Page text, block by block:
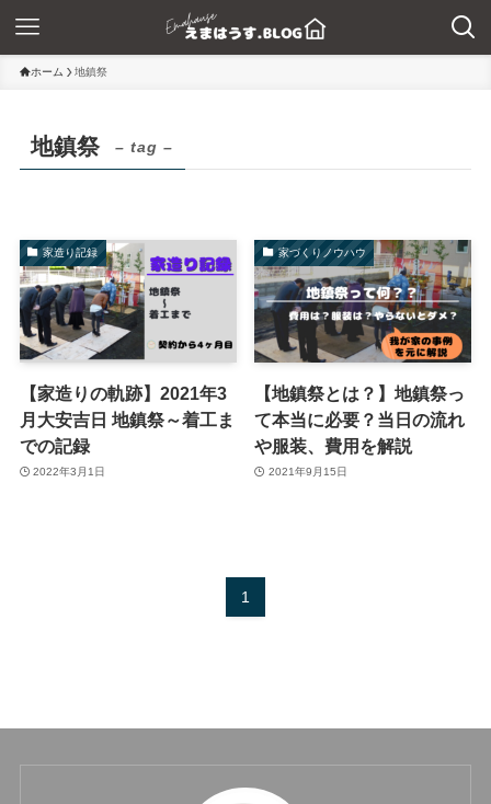
ホーム 地鎮祭
地鎮祭 – tag –
家造り記録
【家造りの軌跡】2021年3
月大安吉日 地鎮祭～着工ま
での記録
2022年3月1日
家づくりノウハウ
【地鎮祭とは？】地鎮祭っ
て本当に必要？当日の流れ
や服装、費用を解説
2021年9月15日
1